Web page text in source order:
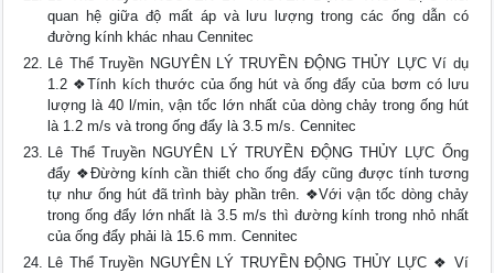
quan hệ giữa độ mất áp và lưu lượng trong các ống dẫn có
đường kính khác nhau Cennitec
Lê Thể Truyền NGUYÊN LÝ TRUYỀN ĐỘNG THỦY LỰC Ví dụ
1.2 ❖Tính kích thước của ống hút và ống đẩy của bơm có lưu
lượng là 40 l/min, vận tốc lớn nhất của dòng chảy trong ống hút
là 1.2 m/s và trong ống đẩy là 3.5 m/s. Cennitec
Lê Thể Truyền NGUYÊN LÝ TRUYỀN ĐỘNG THỦY LỰC Ống
đẩy ❖Đừờng kính cần thiết cho ống đẩy cũng được tính tương
tự như ống hút đã trình bày phần trên. ❖Với vận tốc dòng chảy
trong ống đẩy lớn nhất là 3.5 m/s thì đường kính trong nhỏ nhất
của ống đẩy phải là 15.6 mm. Cennitec
Lê Thể Truyền NGUYÊN LÝ TRUYỀN ĐỘNG THỦY LỰC ❖ Ví